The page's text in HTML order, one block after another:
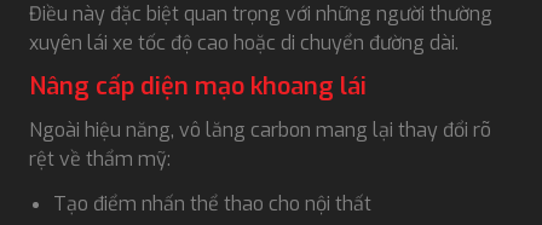
Điều này đặc biệt quan trọng với những người thường
xuyên lái xe tốc độ cao hoặc di chuyển đường dài.
Nâng cấp diện mạo khoang lái
Ngoài hiệu năng, vô lăng carbon mang lại thay đổi rõ
rệt về thẩm mỹ:
Tạo điểm nhấn thể thao cho nội thất